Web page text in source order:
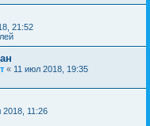
21:52
« 11 июл 2018, 19:35
2018, 11:26